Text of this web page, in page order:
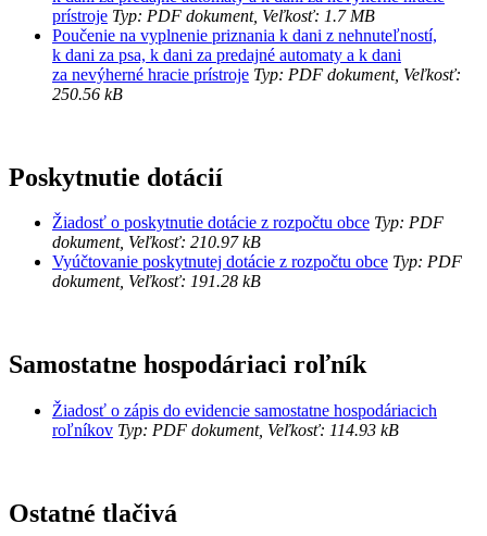
prístroje Typ: PDF dokument, Veľkosť: 1.7 MB
Poučenie na vyplnenie priznania k dani z nehnuteľností,
k dani za psa, k dani za predajné automaty a k dani
za nevýherné hracie prístroje Typ: PDF dokument, Veľkosť:
250.56 kB
Poskytnutie dotácií
Žiadosť o poskytnutie dotácie z rozpočtu obce Typ: PDF
dokument, Veľkosť: 210.97 kB
Vyúčtovanie poskytnutej dotácie z rozpočtu obce Typ: PDF
dokument, Veľkosť: 191.28 kB
Samostatne hospodáriaci roľník
Žiadosť o zápis do evidencie samostatne hospodáriacich
roľníkov Typ: PDF dokument, Veľkosť: 114.93 kB
Ostatné tlačivá